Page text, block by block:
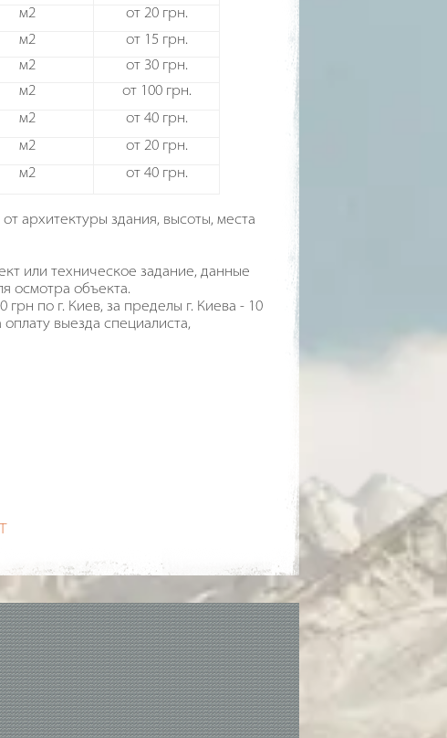
м2
от 20 грн.
м2
от 15 грн.
м2
от 30 грн.
м2
от 100 грн.
м2
от 40 грн.
м2
от 20 грн.
м2 от 40 грн.
архитектуры здания, высоты, места
или техническое задание, данные
осмотра объекта.
по г. Киев, за пределы г. Киева - 10
выезда специалиста,